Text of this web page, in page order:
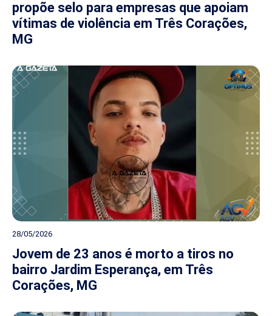
propõe selo para empresas que apoiam
vítimas de violência em Três Corações,
MG
28/05/2026
Jovem de 23 anos é morto a tiros no
bairro Jardim Esperança, em Três
Corações, MG